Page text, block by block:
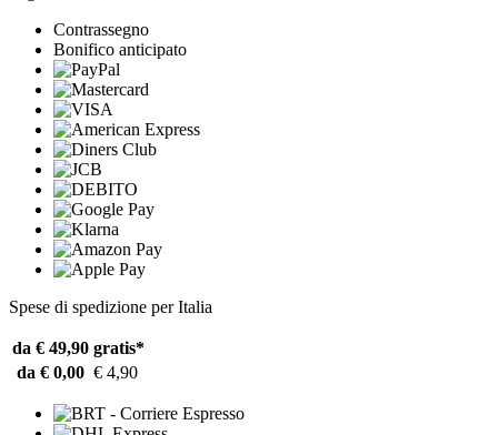
Contrassegno
Bonifico anticipato
Spese di spedizione per Italia
da € 49,90 gratis*
da € 0,00 € 4,90